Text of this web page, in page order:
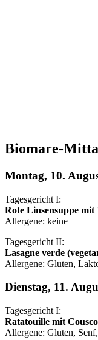
Biomare-
Montag, 10.
Tagesgericht I:
Rote Linsensuppe mit
Allergene: keine
Tagesgericht II:
Lasagne verde
Allergene: Gluten,
Dienstag, 11.
Tagesgericht I:
Ratatouille mit
Allergene: Gluten,